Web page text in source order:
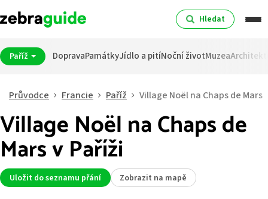
Hledat
Paříž DopravaPamátkyJídlo a pitíNoční životMuzea
Průvodce Francie Paříž Village Noël na Chaps de Mars
Village Noël na Chaps de
Mars v Paříži
Uložit do seznamu přání Zobrazit na mapě